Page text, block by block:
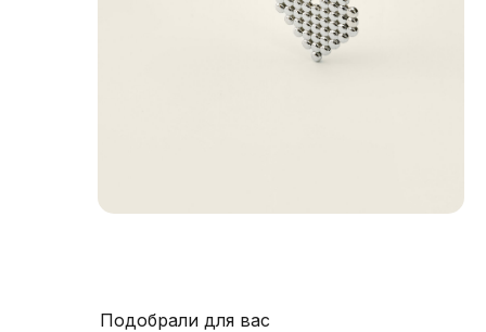
Подобрали для вас